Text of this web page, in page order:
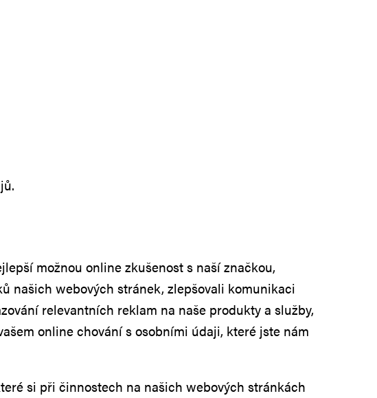
možnou online zkušenost s naší značkou,
našich webových stránek, zlepšovali komunikaci
relevantních reklam na naše produkty a služby,
online chování s osobními údaji, které jste nám
si při činnostech na našich webových stránkách